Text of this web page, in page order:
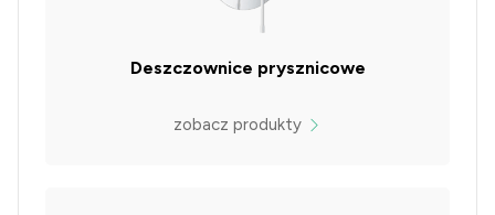
Deszczownice prysznicowe
zobacz produkty